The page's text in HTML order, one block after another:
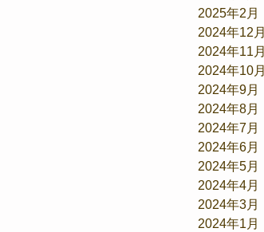
2025年2月
2024年12月
2024年11月
2024年10月
2024年9月
2024年8月
2024年7月
2024年6月
2024年5月
2024年4月
2024年3月
2024年1月